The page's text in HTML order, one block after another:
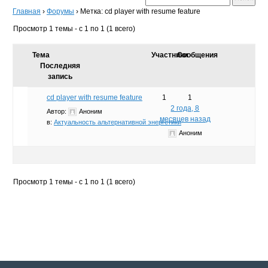
Главная › Форумы › Метка: cd player with resume feature
Просмотр 1 темы - с 1 по 1 (1 всего)
Тема УчастникиСообщения
Последняя
запись
cd player with resume feature
Автор:
Аноним
в: Актуальность альтернативной энергетики
1
1
2 года, 8
месяцев назад
Аноним
Просмотр 1 темы - с 1 по 1 (1 всего)